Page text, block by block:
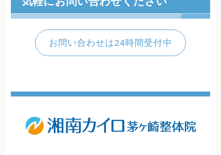
お問い合わせは24時間受付中